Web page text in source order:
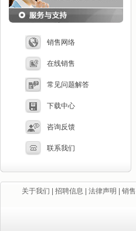
销售网络
在线销售
常见问题解答
下载中心
咨询反馈
联系我们
关于我们 招聘信息 法律声明
销